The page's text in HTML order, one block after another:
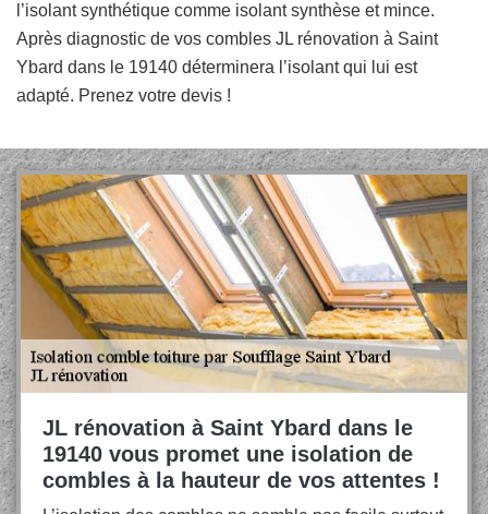
l’isolant synthétique comme isolant synthèse et mince.
Après diagnostic de vos combles JL rénovation à Saint
Ybard dans le 19140 déterminera l’isolant qui lui est
adapté. Prenez votre devis !
JL rénovation à Saint Ybard dans le
19140 vous promet une isolation de
combles à la hauteur de vos attentes !